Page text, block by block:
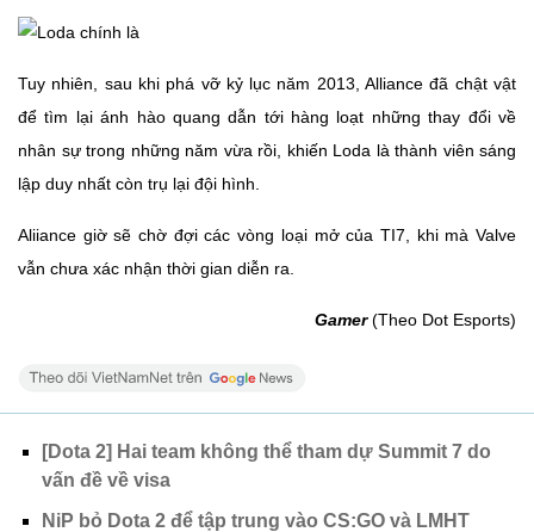
Tuy nhiên, sau khi phá vỡ kỷ lục năm 2013, Alliance đã chật vật
để tìm lại ánh hào quang dẫn tới hàng loạt những thay đổi về
nhân sự trong những năm vừa rồi, khiến Loda là thành viên sáng
lập duy nhất còn trụ lại đội hình.
Aliiance giờ sẽ chờ đợi các vòng loại mở của TI7, khi mà Valve
vẫn chưa xác nhận thời gian diễn ra.
Gamer(Theo Dot Esports)
[Dota 2] Hai team không thể tham dự Summit 7 do
vấn đề về visa
NiP bỏ Dota 2 để tập trung vào CS:GO và LMHT